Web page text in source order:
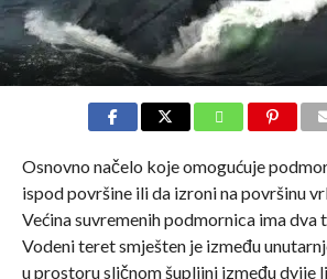
Osnovno načelo koje omogućuje
ispod površine ili da izroni na površinu
Većina suvremenih podmornica ima dva
Vodeni teret smješten je između
u prostoru sličnom šupljini između dvije